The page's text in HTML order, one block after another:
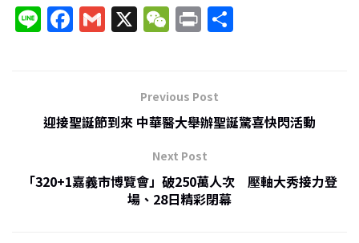
Li
n
F
a
b
o
k
G
m
X W
e
h
at
P
ri
Previous Post
迎接聖誕節到來 中華醫大舉辦聖誕驚喜快閃活動
Next Post
「320+1嘉義市博覽會」破250萬人次 壓軸大秀接力登
場、28日精彩閉幕